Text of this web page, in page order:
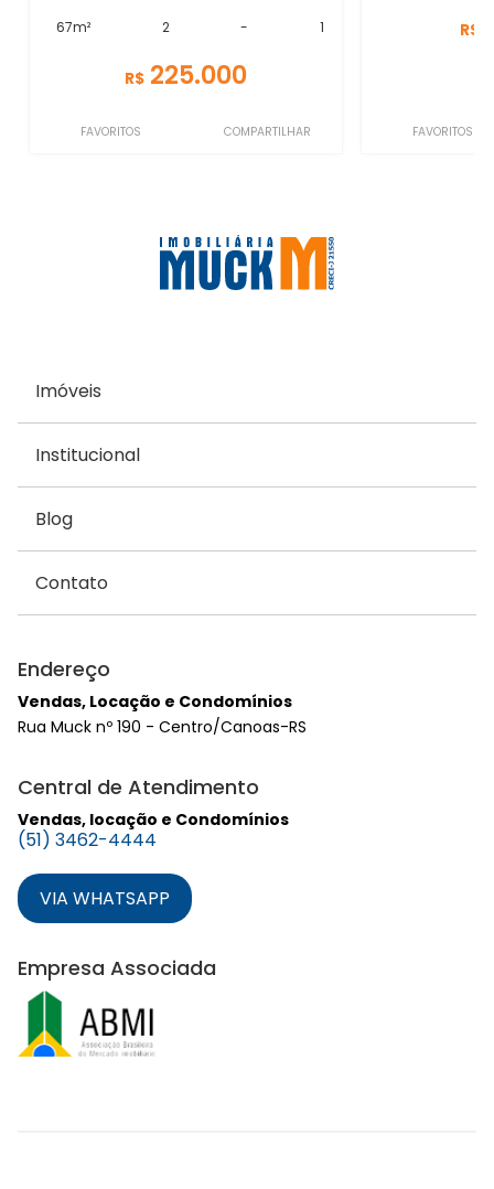
67m² 2 - 1
R$ 225.000
FAVORITOS COMPARTILHAR
R$
FAVORITOS
Imóveis
Institucional
Blog
Contato
Endereço
Vendas, Locação e Condomínios
Rua Muck nº 190 - Centro/Canoas-RS
Central de Atendimento
Vendas, locação e Condomínios
(51) 3462-4444
VIA WHATSAPP
Empresa Associada